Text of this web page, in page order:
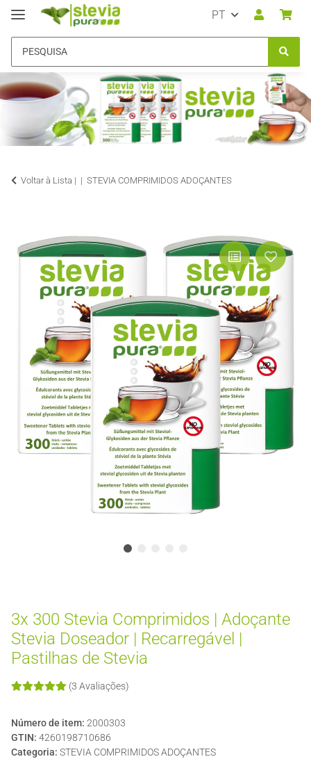
PT
Voltar à Lista | STEVIA COMPRIMIDOS ADOÇANTES
3x 300 Stevia Comprimidos | Adoçante
Stevia Doseador | Recarregável |
Pastilhas de Stevia
(3 Avaliações)
Número de item: 2000303
GTIN: 4260198710686
Categoria: STEVIA COMPRIMIDOS ADOÇANTES